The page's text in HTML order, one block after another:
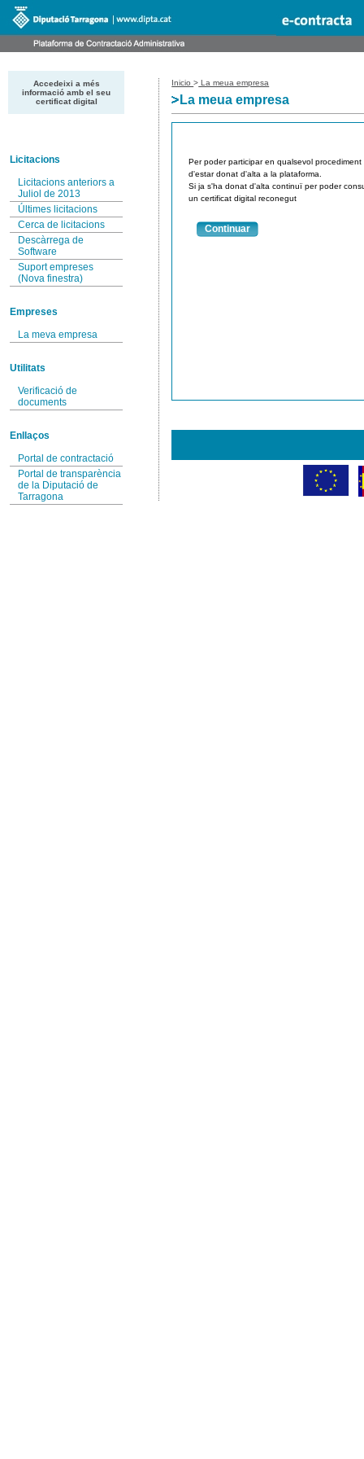
Accedeixi a més
informació amb el seu
certificat digital
Licitacions
Licitacions anteriors a
Juliol de 2013
Últimes licitacions
Cerca de licitacions
Descàrrega de
Software
Suport empreses
(Nova finestra)
Empreses
La meva empresa
Utilitats
Verificació de
documents
Enllaços
Portal de contractació
Portal de transparència
de la Diputació de
Tarragona
Inicio> La meua empresa
La meua empresa
Per poder participar en qualsevol
d'estar donat d'alta a la plataforma.
Si ja s'ha donat d'alta continuï per poder
un certificat digital reconegut
Continuar